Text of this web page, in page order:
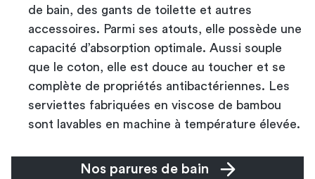
de bain, des gants de toilette et autres
accessoires. Parmi ses atouts, elle possède une
capacité d’absorption optimale. Aussi souple
que le coton, elle est douce au toucher et se
complète de propriétés antibactériennes. Les
serviettes fabriquées en viscose de bambou
sont lavables en machine à température élevée.
Nos parures de bain